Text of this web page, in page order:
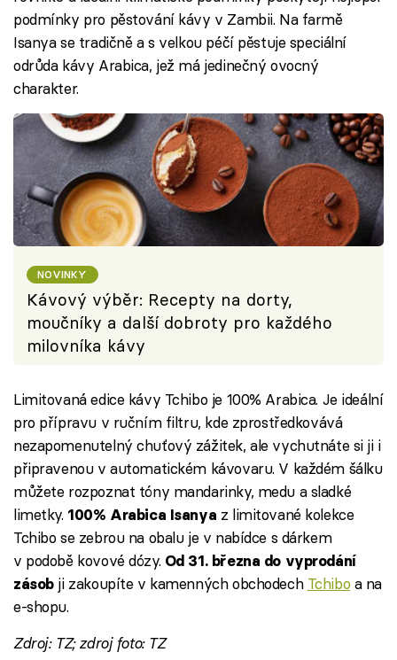
podmínky pro pěstování kávy v Zambii. Na farmě
Isanya se tradičně a s velkou péčí pěstuje speciální
odrůda kávy Arabica, jež má jedinečný ovocný
charakter.
NOVINKY
Kávový výběr: Recepty na dorty,
moučníky a další dobroty pro každého
milovníka kávy
Limitovaná edice kávy Tchibo je 100% Arabica. Je ideální
pro přípravu v ručním filtru, kde zprostředkovává
nezapomenutelný chuťový zážitek, ale vychutnáte si ji i
připravenou v automatickém kávovaru. V každém šálku
můžete rozpoznat tóny mandarinky, medu a sladké
limetky. 100% Arabica Isanya z limitované kolekce
Tchibo se zebrou na obalu je v nabídce s dárkem
v podobě kovové dózy. Od 31. března do vyprodání
zásobji zakoupíte v kamenných obchodech Tchibo a na
e-shopu.
Zdroj: TZ; zdroj foto: TZ